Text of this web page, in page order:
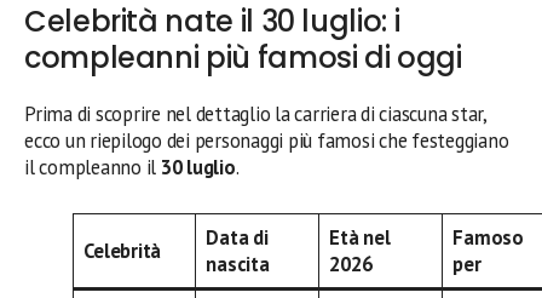
Celebrità nate il 30 luglio: i
compleanni più famosi di oggi
Prima di scoprire nel dettaglio la carriera di ciascuna star,
ecco un riepilogo dei personaggi più famosi che festeggiano
il compleanno il 30 luglio.
Celebrità
Data di
nascita
Età nel
2026
Famoso
per